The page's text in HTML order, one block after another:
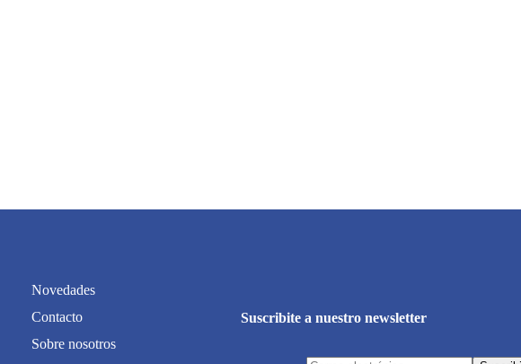
Novedades
Contacto
Sobre nosotros
Suscribite a nuestro newsletter